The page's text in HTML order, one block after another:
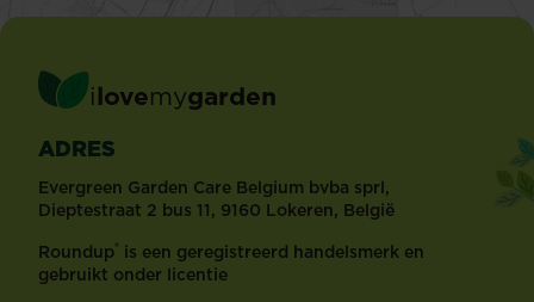
ilovemygarden
ADRES
Evergreen Garden Care Belgium bvba sprl,
Dieptestraat 2 bus 11, 9160 Lokeren, België
Roundup® is een geregistreerd handelsmerk en
gebruikt onder licentie